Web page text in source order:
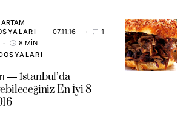
07.11.16
1
8 MIN
İstanbul’da
En İyi 8